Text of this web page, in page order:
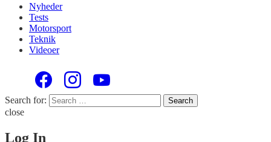
Nyheder
Tests
Motorsport
Teknik
Videoer
Search for: Search
close
Log In